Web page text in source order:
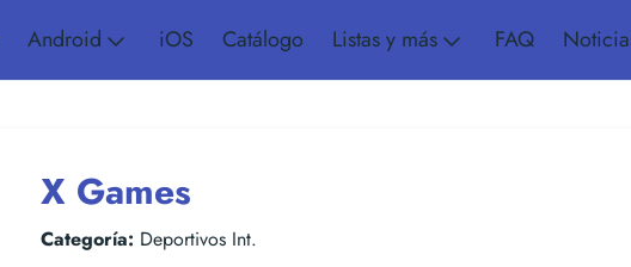
Android iOS Catálogo Listas y más FAQ
X Games
Categoría: Deportivos Int.